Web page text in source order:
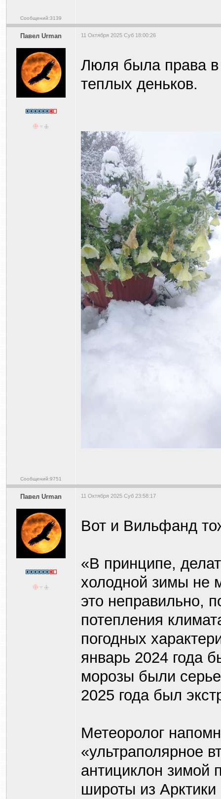
Сообщений:3139
Павел Urman
Сообщений:9751
11 Октября 2025 Суб 18:00:26
Люля была права
теплых деньков.
Павел Urman 11 Октября 2025 Суб 23:58:17
Вот и Вильфанд
«В принципе,
холодной зимы не
это неправильно,
потепления
погодных
январь 2024 года
морозы были
2025 года был
Метеоролог
«ультраполярное
антициклон зимой
широты из Арктики